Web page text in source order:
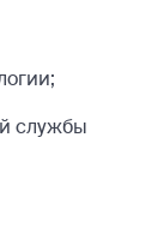
службы